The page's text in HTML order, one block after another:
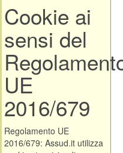
Cookie ai
sensi del
UE
2016/679
Regolamento UE
2016/679: Assud.it utilizza